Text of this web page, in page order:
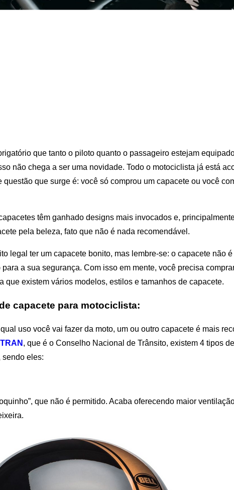
que tanto o piloto quanto o passageiro estejam
não chega a ser uma novidade. Todo o motociclista já está
questão que surge é: você só comprou um capacete ou você
têm ganhado designs mais invocados e,
pela beleza, fato que não é nada recomendável.
legal ter um capacete bonito, mas lembre-se: o capacete não
a sua segurança. Com isso em mente, você precisa
que existem vários modelos, estilos e tamanhos de capacete.
capacete para motociclista:
uso você vai fazer da moto, um ou outro capacete é mais
, que é o Conselho Nacional de Trânsito, existem 4 tipos
sendo eles:
que não é permitido. Acaba oferecendo maior